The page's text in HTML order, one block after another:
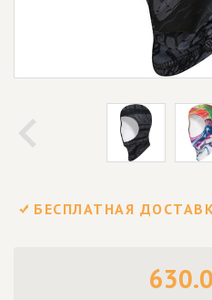
БЕСПЛАТНАЯ
630.0